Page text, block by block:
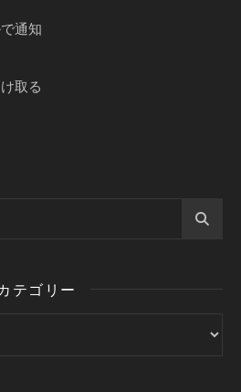
通知
取る
テゴリー